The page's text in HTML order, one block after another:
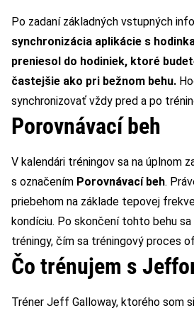
Po zadaní základných vstupných
synchronizácia aplikácie s
preniesol do hodiniek, ktoré
častejšie ako pri bežnom behu.
synchronizovať vždy pred a po
Porovnávací beh
V kalendári tréningov sa na úplnom
s označením Porovnávací beh.
priebehom na základe tepovej
kondíciu. Po skončení tohto behu sa
tréningy, čím sa tréningový proces
Čo trénujem s
Tréner Jeff Galloway, ktorého som